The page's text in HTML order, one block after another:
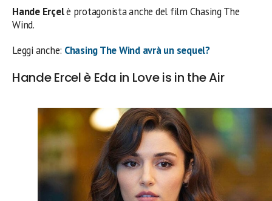
Hande Erçelè protagonista anche del film Chasing The
Wind.
Leggi anche: Chasing The Wind avrà un sequel?
Hande Ercel è Eda in Love is in the Air